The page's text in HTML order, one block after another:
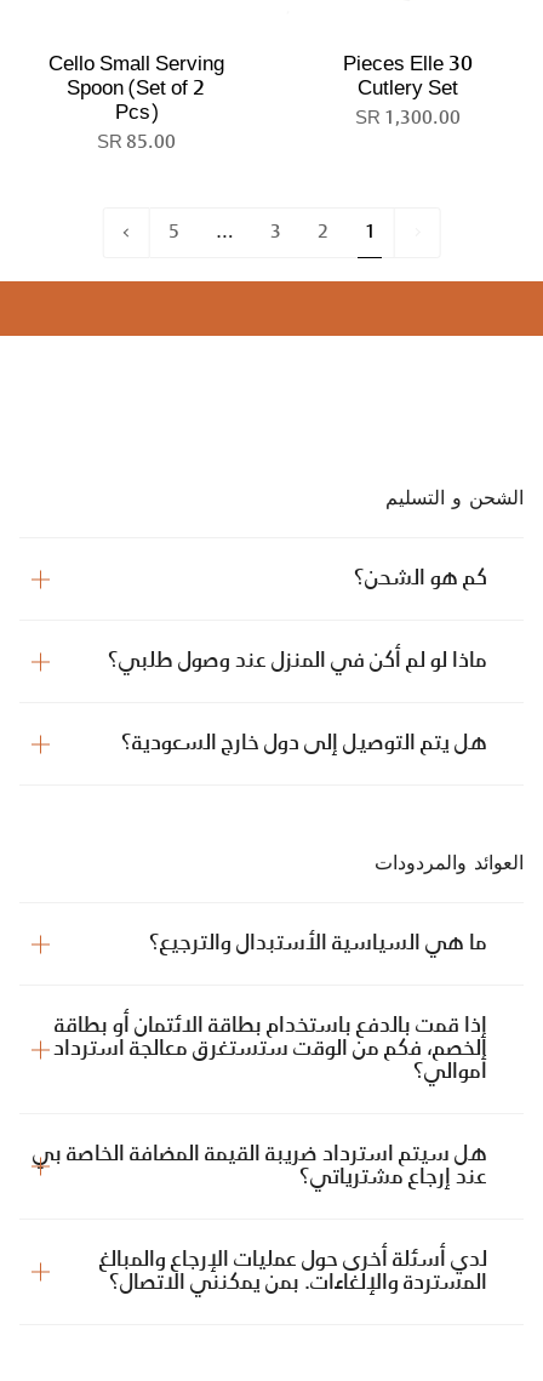
30 Pieces Elle
Cutlery Set
1,300.00 SR
Cello Small Serving
Spoon (Set of 2
Pcs)
85.00 SR
1
2
3
…
5
الشحن و التسليم
كم هو الشحن؟
ماذا لو لم أكن في المنزل عند وصول طلبي؟
هل يتم التوصيل إلى دول خارج السعودية؟
العوائد والمردودات
ما هي السياسية الأستبدال والترجيع؟
إذا قمت بالدفع باستخدام بطاقة الائتمان أو بطاقة
الخصم، فكم من الوقت ستستغرق معالجة استرداد
أموالي؟
هل سيتم استرداد ضريبة القيمة المضافة الخاصة بي
عند إرجاع مشترياتي؟
لدي أسئلة أخرى حول عمليات الإرجاع والمبالغ
المستردة والإلغاءات. بمن يمكنني الاتصال؟